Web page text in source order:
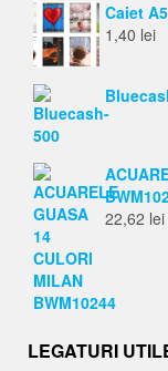
Caiet
1,40 lei
22,62 lei
LEGATURI